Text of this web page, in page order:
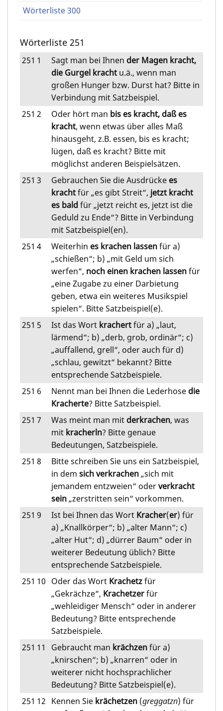
Wörterliste 300
Wörterliste 251
251 1 Sagt man bei Ihnen der Magen kracht,
die Gurgel kracht u.ä., wenn man
großen Hunger bzw. Durst hat? Bitte in
Verbindung mit Satzbeispiel.
251 2 Oder hört man bis es kracht, daß es
kracht, wenn etwas über alles Maß
hinausgeht, z.B. essen, bis es kracht;
lügen, daß es kracht? Bitte mit
möglichst anderen Beispielsätzen.
251 3 Gebrauchen Sie die Ausdrücke es
krachtfür „es gibt Streit“, jetzt kracht
es bald für „jetzt reicht es, jetzt ist die
Geduld zu Ende“? Bitte in Verbindung
mit Satzbeispiel(en).
251 4 Weiterhin es krachen lassenfür a)
„schießen“; b) „mit Geld um sich
werfen“, noch einen krachen lassenfür
„eine Zugabe zu einer Darbietung
geben, etwa ein weiteres Musikspiel
spielen“. Bitte Satzbeispiel(e).
251 5 Ist das Wort krachertfür a) „laut,
lärmend“; b) „derb, grob, ordinär“; c)
„auffallend, grell“, oder auch für d)
„schlau, gewitzt“ bekannt? Bitte
entsprechende Satzbeispiele.
251 6 Nennt man bei Ihnen die Lederhose die
Kracherte? Bitte Satzbeispiel.
251 7 Was meint man mit derkrachen, was
mit kracherln? Bitte genaue
Bedeutungen, Satzbeispiele.
251 8
Bitte schreiben Sie uns ein Satzbeispiel,
in dem sich verkrachen„sich mit
jemandem entzweien“ oderverkracht
sein„zerstritten sein“ vorkommen.
251 9 Ist bei Ihnen das Wort Kracher(er) für
a) „Knallkörper“; b) „alter Mann“; c)
„alter Hut“; d) „dürrer Baum“ oder in
weiterer Bedeutung üblich? Bitte
entsprechende Satzbeispiele.
251 10 Oder das Wort Krachetzfür
„Gekrächze“, Krachetzerfür
„wehleidiger Mensch“ oder in anderer
Bedeutung? Bitte entsprechende
Satzbeispiele.
251 11 Gebraucht man krächzenfür a)
„knirschen“; b) „knarren“ oder in
weiterer nicht hochsprachlicher
Bedeutung? Bitte Satzbeispiel(e).
251 12 Kennen Sie krächetzen (greggatzn) für